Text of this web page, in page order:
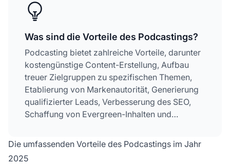
Was sind die Vorteile des Podcastings?
Podcasting bietet zahlreiche Vorteile, darunter
kostengünstige Content-Erstellung, Aufbau
treuer Zielgruppen zu spezifischen Themen,
Etablierung von Markenautorität, Generierung
qualifizierter Leads, Verbesserung des SEO,
Schaffung von Evergreen-Inhalten und
Sponsoring und Werbung.
Die umfassenden Vorteile des Podcastings im Jahr
2025